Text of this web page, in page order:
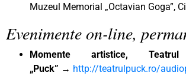
Muzeul Memorial „Octavian Goga”,
Evenimente on-line,
Momente artistice,
„Puck” → http://teatrulpuck.ro/